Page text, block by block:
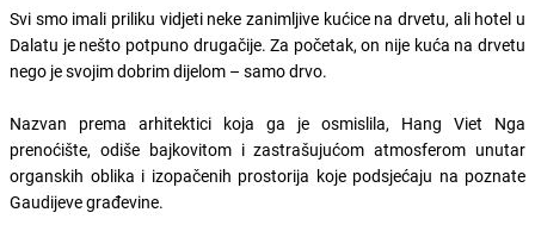
Svi smo imali priliku vidjeti neke zanimljive kućice na drvetu, ali hotel u
Dalatu je nešto potpuno drugačije. Za početak, on nije kuća na drvetu
nego je svojim dobrim dijelom – samo drvo.
Nazvan prema arhitektici koja ga je osmislila, Hang Viet Nga
prenoćište, odiše bajkovitom i zastrašujućom atmosferom unutar
organskih oblika i izopačenih prostorija koje podsjećaju na poznate
Gaudijeve građevine.